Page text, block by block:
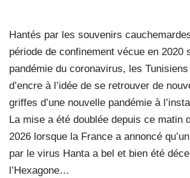
Hantés par les souvenirs
période de confinement vécue en 2020
pandémie du coronavirus, les
d’encre à l’idée de se retrouver de
griffes d’une nouvelle pandémie à
La mise a été doublée depuis ce matin
2026 lorsque la France a annoncé
par le virus Hanta a bel et bien été
l’Hexagone…